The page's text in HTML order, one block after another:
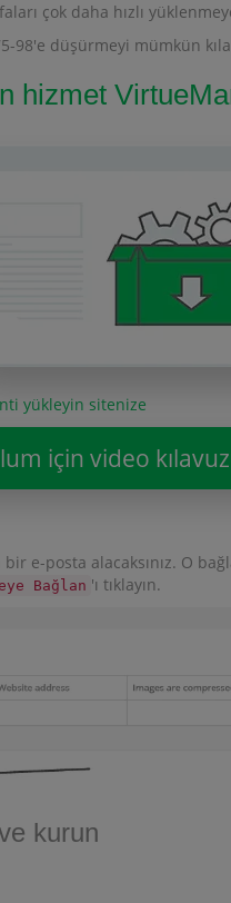
çok daha hızlı
98'e düşürmeyi mümkün
hizmet
yükleyin sitenize
için video
e-posta alacaksınız. O
Bağlan 'ı tıklayın.
kurun